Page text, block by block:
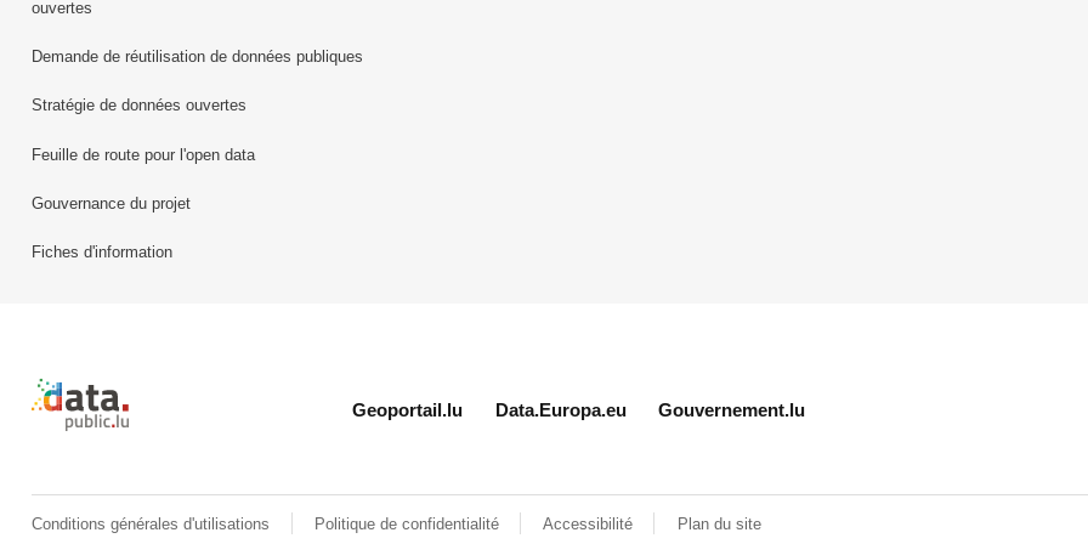
ouvertes
Demande de réutilisation de données publiques
Stratégie de données ouvertes
Feuille de route pour l'open data
Gouvernance du projet
Fiches d'information
Retour à l'accueil de data.public.lu
Geoportail.lu Data.Europa.eu Gouvernement.lu
Conditions générales d'utilisations Politique de confidentialité Accessibilité Plan du site